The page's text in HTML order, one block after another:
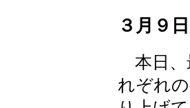
３月９
本日、
れぞれ